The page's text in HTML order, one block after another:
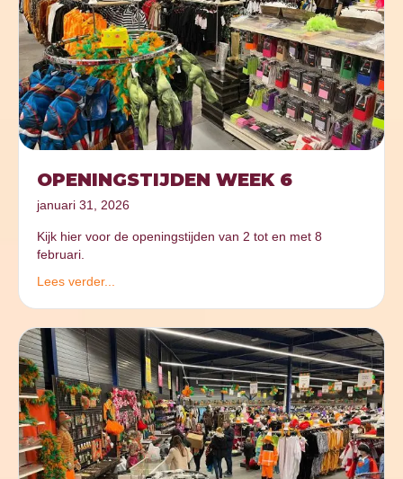
OPENINGSTIJDEN WEEK 6
januari 31, 2026
Kijk hier voor de openingstijden van 2 tot en met 8
februari.
Lees verder...